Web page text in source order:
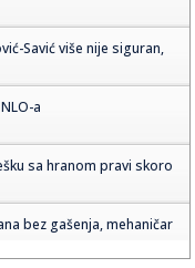
Savić više nije siguran,
a
sa hranom pravi skoro
bez gašenja, mehaničar